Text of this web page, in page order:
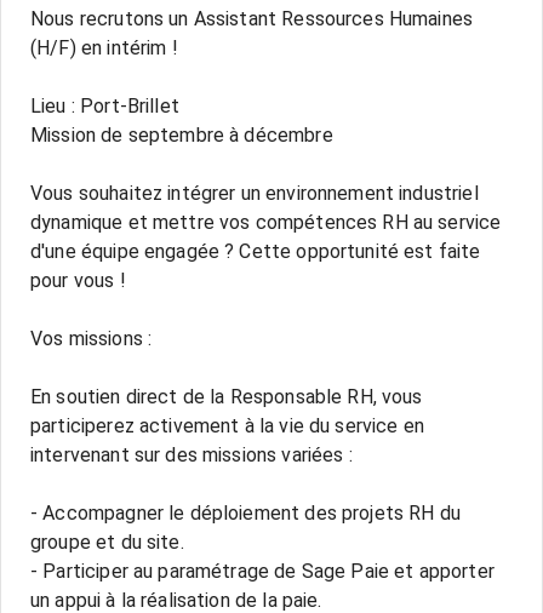
Nous recrutons un Assistant Ressources Humaines
(H/F) en intérim !
Lieu : Port-Brillet
Mission de septembre à décembre
Vous souhaitez intégrer un environnement industriel
dynamique et mettre vos compétences RH au service
d'une équipe engagée ? Cette opportunité est faite
pour vous !
Vos missions :
En soutien direct de la Responsable RH, vous
participerez activement à la vie du service en
intervenant sur des missions variées :
- Accompagner le déploiement des projets RH du
groupe et du site.
- Participer au paramétrage de Sage Paie et apporter
un appui à la réalisation de la paie.